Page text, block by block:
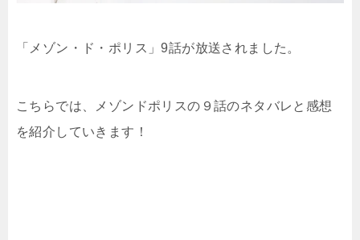
「メゾン・ド・ポリス」9話が放送されました。
こちらでは、メゾンドポリスの９話のネタバレと感想
を紹介していきます！